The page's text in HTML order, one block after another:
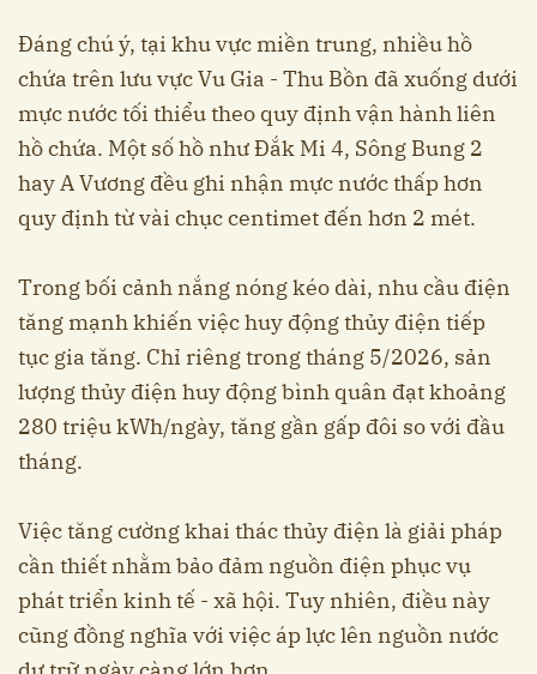
Đáng chú ý, tại khu vực miền trung, nhiều hồ
chứa trên lưu vực Vu Gia - Thu Bồn đã xuống dưới
mực nước tối thiểu theo quy định vận hành liên
hồ chứa. Một số hồ như Đắk Mi 4, Sông Bung 2
hay A Vương đều ghi nhận mực nước thấp hơn
quy định từ vài chục centimet đến hơn 2 mét.
Trong bối cảnh nắng nóng kéo dài, nhu cầu điện
tăng mạnh khiến việc huy động thủy điện tiếp
tục gia tăng. Chỉ riêng trong tháng 5/2026, sản
lượng thủy điện huy động bình quân đạt khoảng
280 triệu kWh/ngày, tăng gần gấp đôi so với đầu
tháng.
Việc tăng cường khai thác thủy điện là giải pháp
cần thiết nhằm bảo đảm nguồn điện phục vụ
phát triển kinh tế - xã hội. Tuy nhiên, điều này
cũng đồng nghĩa với việc áp lực lên nguồn nước